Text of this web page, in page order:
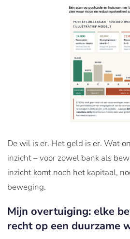
De wil is er. Het geld is er. Wat
inzicht – voor zowel bank als
inzicht komt noch het kapitaal,
beweging.
Mijn overtuiging: elke
recht op een duurzame